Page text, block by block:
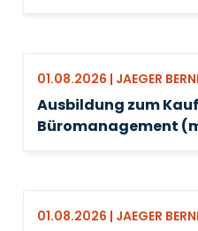
01.08.2026 | JAEGER
Ausbildung zum
Büromanagement
01.08.2026 | JAEGER